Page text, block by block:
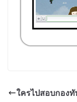
ใครไปสอบกองทั